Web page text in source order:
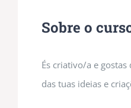
Sobre o
És criativo/a e
das tuas ideias e